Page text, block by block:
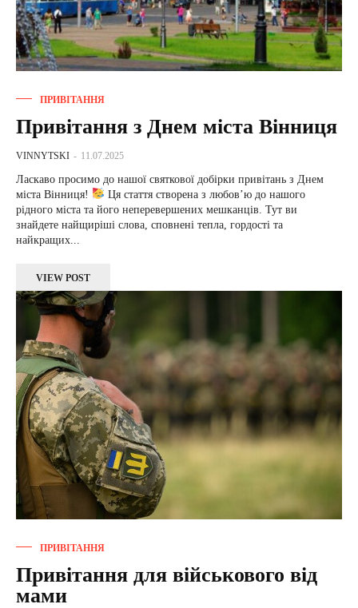
ПРИВІТАННЯ
Привітання з Днем міста Вінниця
VINNYTSKI - 11.07.2025
Ласкаво просимо до нашої святкової добірки привітань з Днем
міста Вінниця!
Ця стаття створена з любов’ю до нашого
рідного міста та його неперевершених мешканців. Тут ви
знайдете найщиріші слова, сповнені тепла, гордості та
найкращих...
VIEW POST
ПРИВІТАННЯ
Привітання для військового від
мами